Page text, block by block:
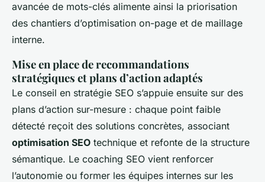
avancée de mots-clés alimente ainsi la priorisation
des chantiers d’optimisation on-page et de maillage
interne.
Mise en place de recommandations
stratégiques et plans d’action adaptés
Le conseil en stratégie SEO s’appuie ensuite sur des
plans d’action sur-mesure : chaque point faible
détecté reçoit des solutions concrètes, associant
optimisation SEO technique et refonte de la structure
sémantique. Le coaching SEO vient renforcer
l’autonomie ou former les équipes internes sur les